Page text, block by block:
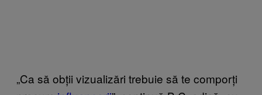
„Ca să obții vizualizări trebuie să te comporți